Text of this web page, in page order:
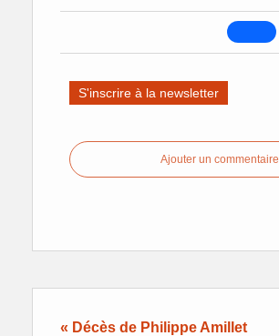
S'inscrire à la newsletter
Ajouter un commentaire
« Décès de Philippe Amillet